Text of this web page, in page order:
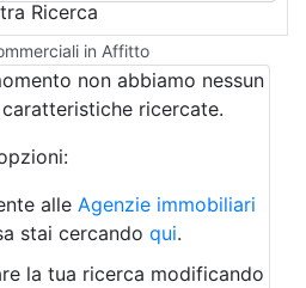
in Affitto
Ricerca
non abbiamo nessun
ricercate.
alle Agenzie immobiliari
stai cercando qui.
la tua ricerca modificando